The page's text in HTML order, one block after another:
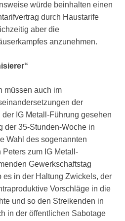
würde beinhalten einen
durch Haustarife
aber die
anzunehmen.
müssen auch im
der
IG Metall-Führung gesehen
der 35-Stunden-Woche in
Wahl des sogenannten
Peters zum IG Metall-
Gewerkschaftstag
es in der Haltung Zwickels, der
Vorschläge in die
und so den Streikenden in
in der öffentlichen Sabotage